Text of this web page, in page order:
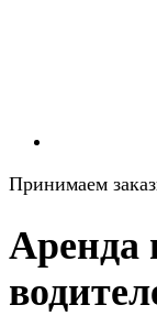
Принимаем
Аренда